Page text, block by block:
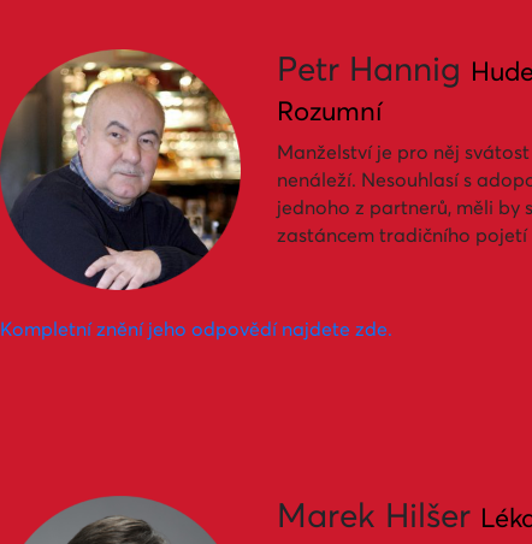
Petr Hannig
Rozumní
Manželství je pro něj
nenáleží. Nesouhlasí s
jednoho z partnerů, měli by
zastáncem tradičního pojetí
Kompletní znění jeho odpovědí najdete zde.
Marek Hilšer